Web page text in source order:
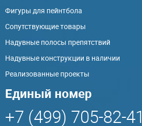
Фигуры для пейнтбола
Сопутствующие товары
Надувные полосы препятствий
Надувные конструкции в наличии
Реализованные проекты
Единый номер
+7 (499) 705-82-41